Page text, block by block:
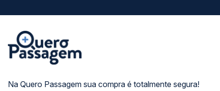
Na Quero Passagem sua compra é totalmente segura!